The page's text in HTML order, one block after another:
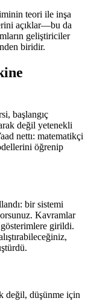
teori ile inşa
açıklar—bu da
geliştiriciler
biridir.
başlangıç
değil yetenekli
nettı: matematikçi
öğrenip
bir sistemi
Kavramlar
girildi.
değil, düşünme için